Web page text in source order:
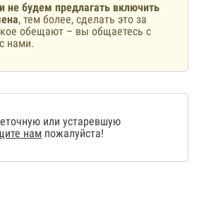
не будем предлагать включить
, тем более, сделать это за
обещают – вы общаетесь с
нами.
или устаревшую
нам пожалуйста!